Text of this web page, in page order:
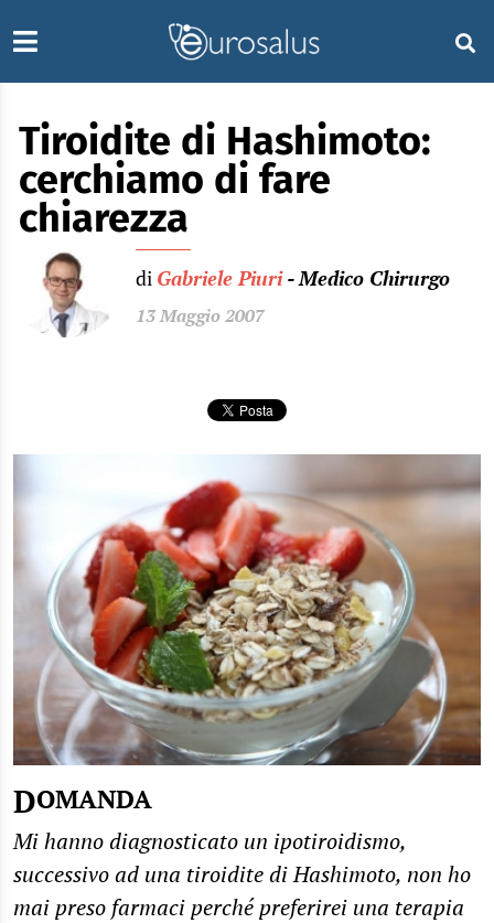
Tiroidite di Hashimoto:
cerchiamo di fare
chiarezza
di Gabriele Piuri - Medico Chirurgo
13 Maggio 2007
DOMANDA
Mi hanno diagnosticato un ipotiroidismo,
successivo ad una tiroidite di Hashimoto, non ho
mai preso farmaci perché preferirei una terapia